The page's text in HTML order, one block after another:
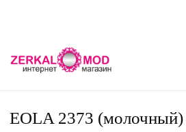
EOLA 2373 (молочный)